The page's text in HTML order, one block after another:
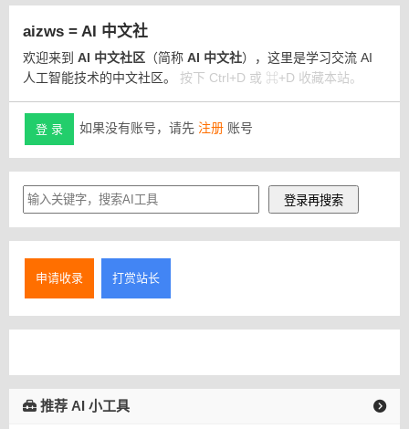
aizws = AI 中文社
欢迎来到 AI 中文社区 （简称 AI 中文社），这里是学习交流 AI
人工智能技术的中文社区。 按下 Ctrl+D 或 ⌘+D 收藏本站。
登 录 如果没有账号，请先 注册 账号
申请收录 打赏站长
推荐 AI 小工具